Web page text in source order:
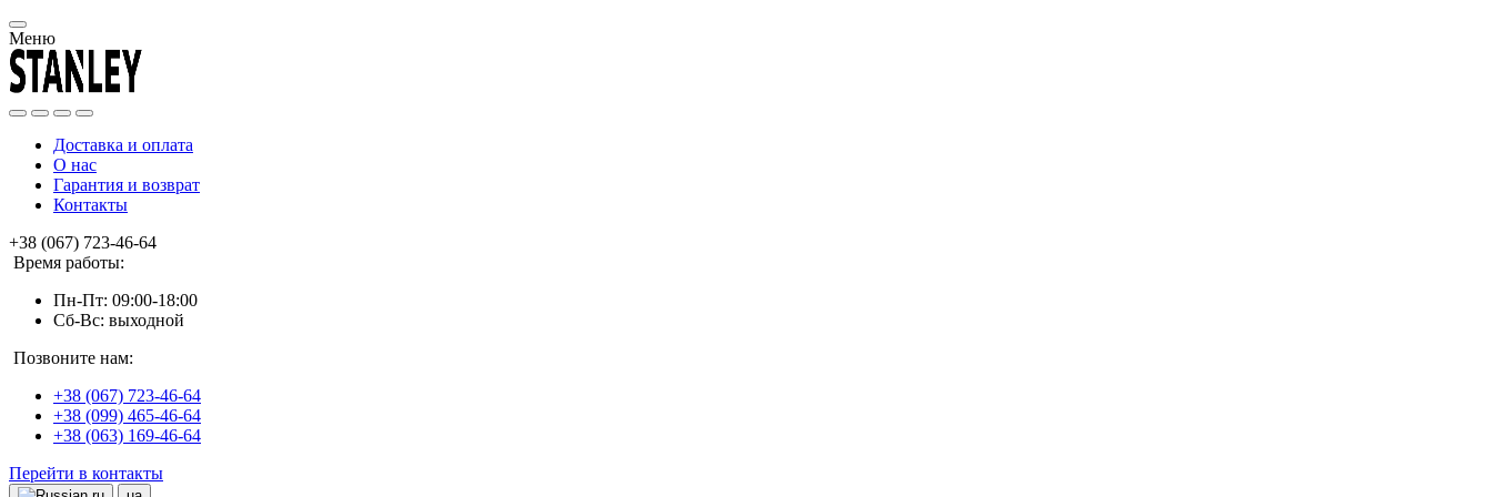
Меню
Доставка и оплата
О нас
Гарантия и возврат
Контакты
+38 (067) 723-46-64
Время работы:
Пн-Пт: 09:00-18:00
Сб-Вс: выходной
Позвоните нам:
+38 (067) 723-46-64
+38 (099) 465-46-64
+38 (063) 169-46-64
Перейти в контакты